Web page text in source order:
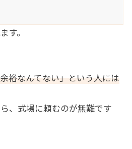
す。
裕なんてない」という人には
、式場に頼むのが無難です